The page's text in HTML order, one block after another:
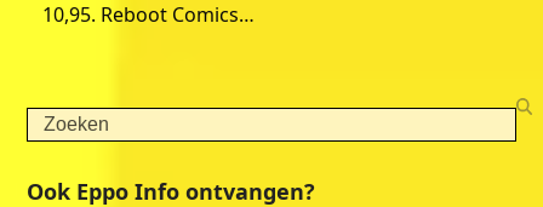
10,95. Reboot Comics…
Search
Ook Eppo Info ontvangen?